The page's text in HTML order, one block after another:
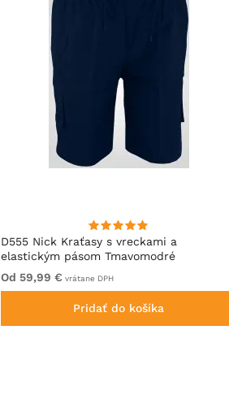
D555 Nick Kraťasy s vreckami a
elastickým pásom Tmavomodré
Od 59,99 € vrátane DPH
Pridať do košíka